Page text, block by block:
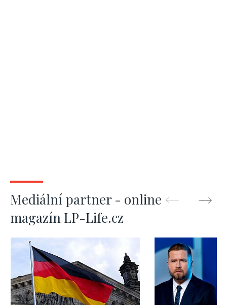
Mediální partner - online
magazín LP-Life.cz